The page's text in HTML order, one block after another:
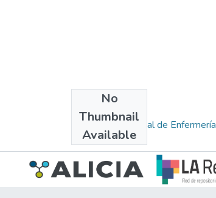
No
Thumbnail
Available
Collections
Escuela Profesional de Enfermería